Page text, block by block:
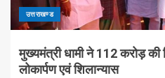
उत्तराखण्ड
मुख्यमंत्री धामी ने 112 करोड़
लोकार्पण एवं शिलान्यास